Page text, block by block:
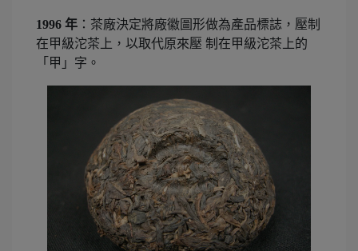
1996 年 ：茶廠決定將廠徽圖形做為產品標誌，壓制
在甲級沱茶上，以取代原來壓 制在甲級沱茶上的
「甲」字。